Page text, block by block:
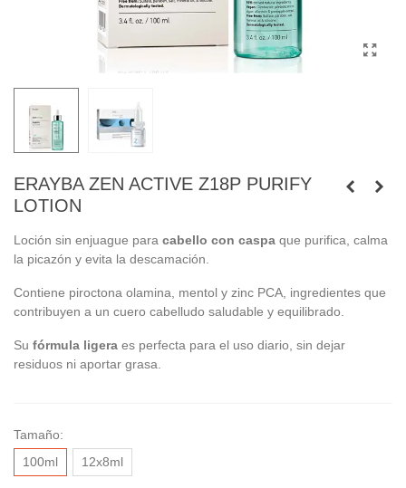
ERAYBA ZEN ACTIVE Z18P PURIFY
LOTION
Loción sin enjuague para cabello con caspa que purifica, calma
la picazón y evita la descamación.
Contiene piroctona olamina, mentol y zinc PCA, ingredientes que
contribuyen a un cuero cabelludo saludable y equilibrado.
Su fórmula ligera es perfecta para el uso diario, sin dejar
residuos ni aportar grasa.
Tamaño:
100ml
12x8ml